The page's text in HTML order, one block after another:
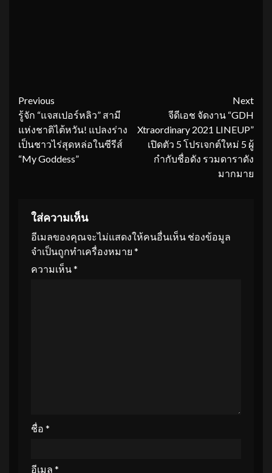
Continue
Reading
Previous
รู้จัก “แจสเปอร์หลิว” สามี
แห่งชาติไต้หวัน! แปลงร่าง
เป็นชาวไร่สุดหล่อในซีรีส์
“My Goddess”
Next
จีดีเอช จัดงาน “GDH
Xtraordinary 2021 LINEUP”
เปิดตัว 5 โปรเจกต์ใหม่ 5 ผู้
กำกับชื่อดัง รวมดาราดัง
มากมาย
ใส่ความเห็น
อีเมลของคุณจะไม่แสดงให้คนอื่นเห็น ช่องข้อมูล
จำเป็นถูกทำเครื่องหมาย *
ความเห็น*
ชื่อ *
อีเมล *